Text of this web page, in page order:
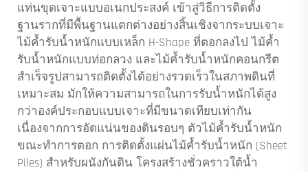
แท่นขุดเจาะแบบอเนกประสงค์ เข้าสู่วิธีการติดตั้ง
ฐานรากที่มีพื้นฐานแตกต่างอย่างสิ้นเชิงจากระบบเจาะ
ไม้ค้ำรับน้ำหนักแบบเหล็ก H-Shape ที่ตอกลงไป ไม้ค้ำ
รับน้ำหนักแบบท่อกลวง และไม้ค้ำรับน้ำหนักคอนกรีต
สำเร็จรูปสามารถติดตั้งได้อย่างรวดเร็วในสภาพดินที่
เหมาะสม มักให้ความสามารถในการรับน้ำหนักได้สูง
กว่าองค์ประกอบแบบเจาะที่มีขนาดเทียบเท่ากัน
เนื่องจากการอัดแน่นของดินรอบๆ ตัวไม้ค้ำรับน้ำหนัก
ขณะทำการตอก การติดตั้งแผ่นไม้ค้ำรับน้ำหนัก (Sheet
Piles) สำหรับผนังกันดิน โครงสร้างชั่วคราวใต้น้ำ